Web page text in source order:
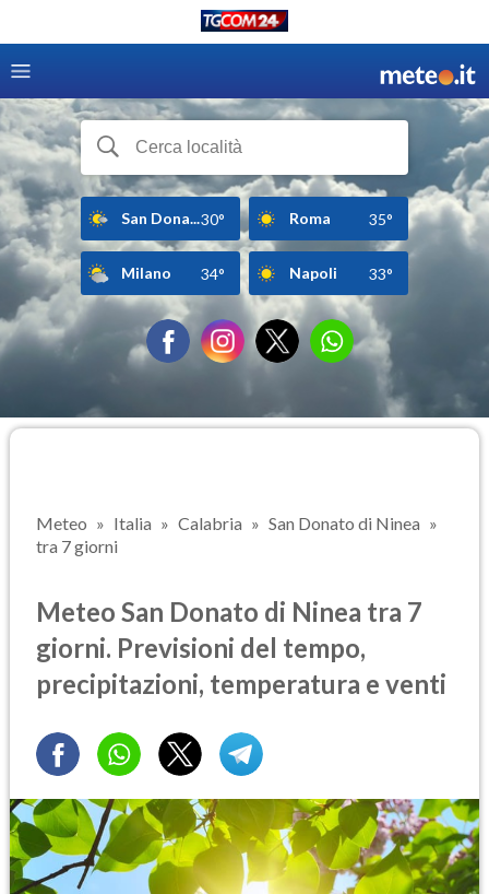
San Dona...30° Roma 35°
Milano 34° Napoli 33°
Meteo Italia Calabria
San Donato di Ninea
tra 7 giorni
Meteo San Donato di Ninea tra 7
giorni. Previsioni del tempo,
precipitazioni, temperatura e venti